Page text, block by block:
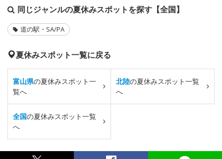
同じジャンルの夏休みスポットを探す【全国】
道の駅・SA/PA
夏休みスポット一覧に戻る
富山県の夏休みスポット一
覧へ
北陸の夏休みスポット一覧
へ
全国の夏休みスポット一覧
へ